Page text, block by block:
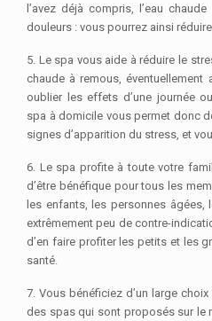
l’avez déjà compris, l’eau
douleurs : vous pourrez ainsi
5. Le spa vous aide à réduire le
chaude à remous, éventuellement
oublier les effets d’une journée
spa à domicile vous permet donc
signes d’apparition du stress, et
6. Le spa profite à toute votre
d’être bénéfique pour tous les
les enfants, les personnes
extrêmement peu de contre-
d’en faire profiter les petits et les
santé.
7. Vous bénéficiez d’un large
des spas qui sont proposés sur le